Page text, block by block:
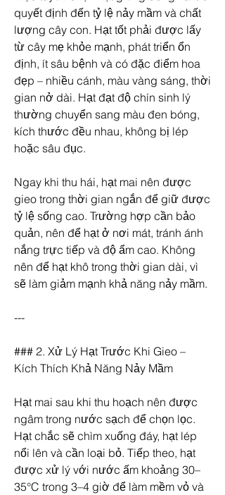
quyết định đến tỷ lệ nảy mầm và chất
lượng cây con. Hạt tốt phải được lấy
từ cây mẹ khỏe mạnh, phát triển ổn
định, ít sâu bệnh và có đặc điểm hoa
đẹp – nhiều cánh, màu vàng sáng, thời
gian nở dài. Hạt đạt độ chín sinh lý
thường chuyển sang màu đen bóng,
kích thước đều nhau, không bị lép
hoặc sâu đục.
Ngay khi thu hái, hạt mai nên được
gieo trong thời gian ngắn để giữ được
tỷ lệ sống cao. Trường hợp cần bảo
quản, nên để hạt ở nơi mát, tránh ánh
nắng trực tiếp và độ ẩm cao. Không
nên để hạt khô trong thời gian dài, vì
sẽ làm giảm mạnh khả năng nảy mầm.
---
### 2. Xử Lý Hạt Trước Khi Gieo –
Kích Thích Khả Năng Nảy Mầm
Hạt mai sau khi thu hoạch nên được
ngâm trong nước sạch để chọn lọc.
Hạt chắc sẽ chìm xuống đáy, hạt lép
nổi lên và cần loại bỏ. Tiếp theo, hạt
được xử lý với nước ấm khoảng 30–
35°C trong 3–4 giờ để làm mềm vỏ và